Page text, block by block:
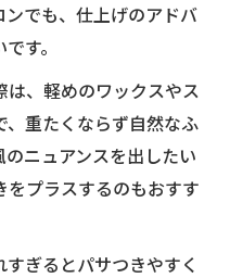
ンでも、仕上げのアドバ
す。
は、軽めのワックスやス
、重たくならず自然なふ
ニュアンスを出したい
プラスするのもおすす
ぎるとパサつきやすく